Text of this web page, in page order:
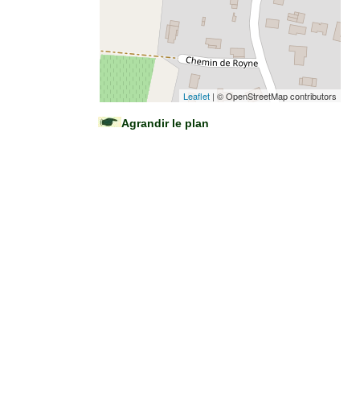
Leaflet | © OpenStreetMap contributors
Agrandir le plan